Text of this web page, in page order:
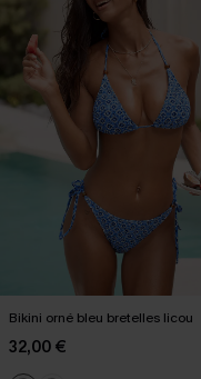
Bikini orné bleu bretelles licou
32,00 €